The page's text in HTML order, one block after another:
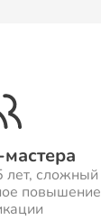
лет, сложный
повышение
систем